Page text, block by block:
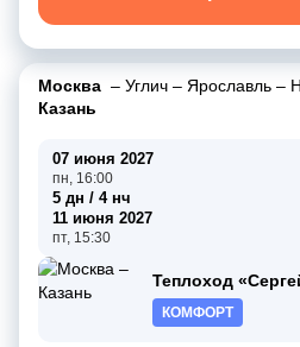
Москва – Углич – Ярославль –
Казань
07 июня 2027
пн, 16:00
5 дн / 4 нч
11 июня 2027
пт, 15:30
Теплоход
КОМФОРТ